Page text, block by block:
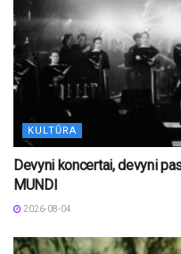
KULTŪRA
Devyni koncertai, devyni
MUNDI
2026-08-04